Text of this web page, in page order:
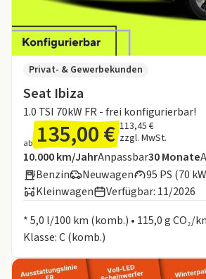
Seat Ibiza
1.0 TSI 70kW FR - frei konfigurierbar!
Privat- & Gewerbekunden
ab 135,00 € 113,45 €
zzgl. MwSt.
Angebotsdetails:
Inklusive Laufleistung
10.000 km/JahrAnpassbarLaufzeit
30Monate
Benzin
Neuwagen 95 PS (70
Kleinwagen
Verfügbar: 11/2026
* 5,0 l/100 km (komb.) • 115,0 g CO₂/
Klasse: C (komb.)